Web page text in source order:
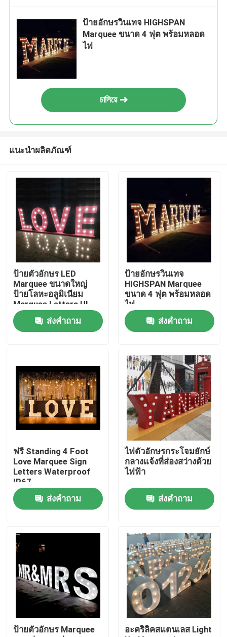
สินค้า
เกี่ยวกับเรา
ควบคุมคุณภาพ
ติดต่อเรา
ขอใบเสนอราคา
ป้ายอักษร 3 มิติ
ป้ายอักษรช่อง
ป้ายตัวอักษรเรืองแสง
ป้ายอักษรวินเทจ HIGHSPAN
Marquee ขนาด 4 ฟุต พร้อมหลอด
ไฟ
চালিয়ে
แนะนำผลิตภัณฑ์
ป้ายตัวอักษร LED
Marquee ขนาดใหญ่
ป้ายโลหะอลูมิเนียม
Marquee Letters UL
ส่งคำถาม
ป้ายอักษรวินเทจ
HIGHSPAN Marquee
ขนาด 4 ฟุต พร้อมหลอด
ไฟ
ส่งคำถาม
ฟรี Standing 4 Foot
Love Marquee Sign
Letters Waterproof
IP67
ส่งคำถาม
ไฟตัวอักษรกระโจมยักษ์
กลางแจ้งที่ส่องสว่างด้วย
ไฟฟ้า
ส่งคำถาม
ป้ายตัวอักษร Marquee
อะคริลิคสแตนเลส Light